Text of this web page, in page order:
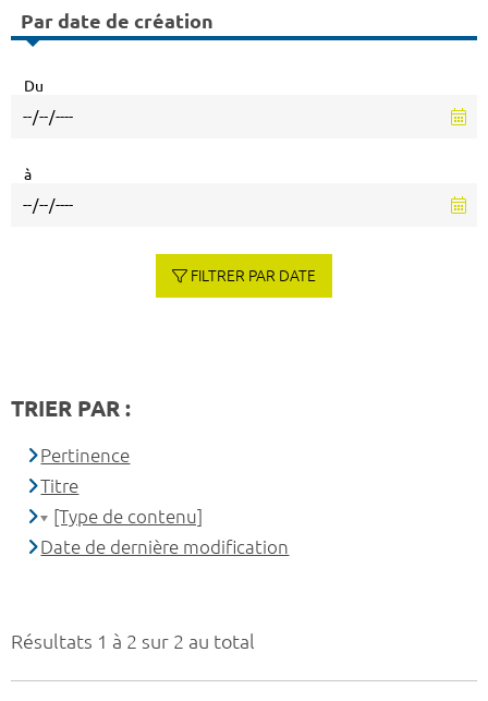
Résultats 1 à 2 sur 2 au total
Par date de création
Du
à
FILTRER PAR DATE
TRIER PAR :
Pertinence
Titre
[Type de contenu]
Date de dernière modification